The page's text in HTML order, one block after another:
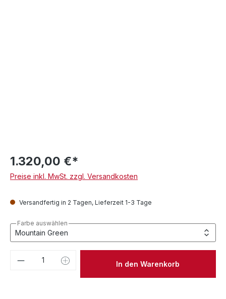
1.320,00 €*
Preise inkl. MwSt. zzgl. Versandkosten
Versandfertig in 2 Tagen, Lieferzeit 1-3 Tage
Farbe auswählen
Produkt Anzahl: Gib denIn den Warenkorb